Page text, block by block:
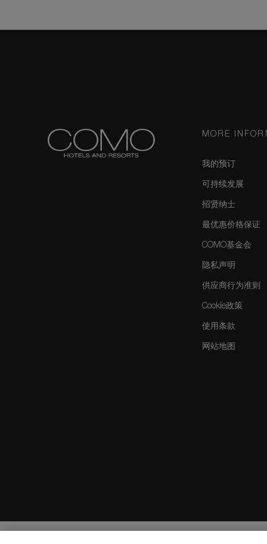
MORE
我的预订
可持续发展
招贤纳士
最优惠价格保证
COMO基金会
隐私声明
供应商行为准则
Cookie政策
使用条款
网站地图